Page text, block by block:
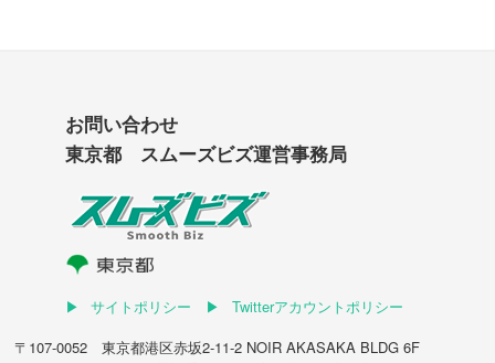
お問い合わせ
東京都 スムーズビズ運営事務局
サイトポリシー
Twitterアカウントポリシー
〒107-0052 東京都港区赤坂2-11-2 NOIR AKASAKA BLDG 6F